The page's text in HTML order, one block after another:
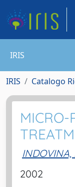
IRIS
IRIS Catalogo
MICRO-
INDOVINA,
2002